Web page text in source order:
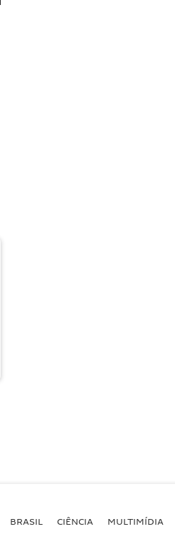
BRASIL CIÊNCIA MULTIMÍDIA